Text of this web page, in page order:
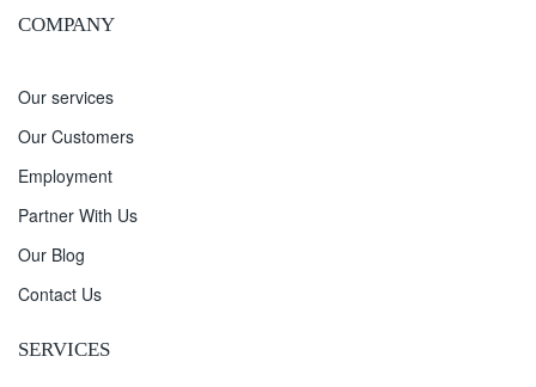
COMPANY
Our services
Our Customers
Employment
Partner With Us
Our Blog
Contact Us
SERVICES